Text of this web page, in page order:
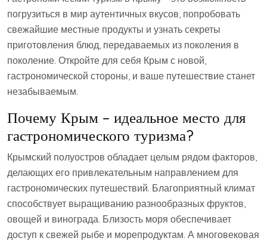
погрузиться в мир аутентичных вкусов‚ попробовать
свежайшие местные продукты и узнать секреты
приготовления блюд‚ передаваемых из поколения в
поколение. Откройте для себя Крым с новой‚
гастрономической стороны‚ и ваше путешествие станет
незабываемым.
Почему Крым – идеальное место для
гастрономического туризма?
Крымский полуостров обладает целым рядом факторов‚
делающих его привлекательным направлением для
гастрономических путешествий. Благоприятный климат
способствует выращиванию разнообразных фруктов‚
овощей и винограда. Близость моря обеспечивает
доступ к свежей рыбе и морепродуктам. А многовековая